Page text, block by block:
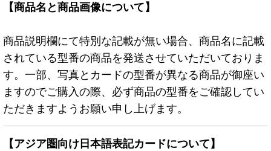
【商品名と商品画像について】
商品説明欄にて特別な記載が無い場合、商品名に記載
されている型番の商品を発送させていただいておりま
す。一部、写真とカードの型番が異なる商品が御座い
ますのでご購入の際、必ず商品の型番をご確認してい
ただきますようお願い申し上げます。
【アジア圏向け日本語表記カードについて】